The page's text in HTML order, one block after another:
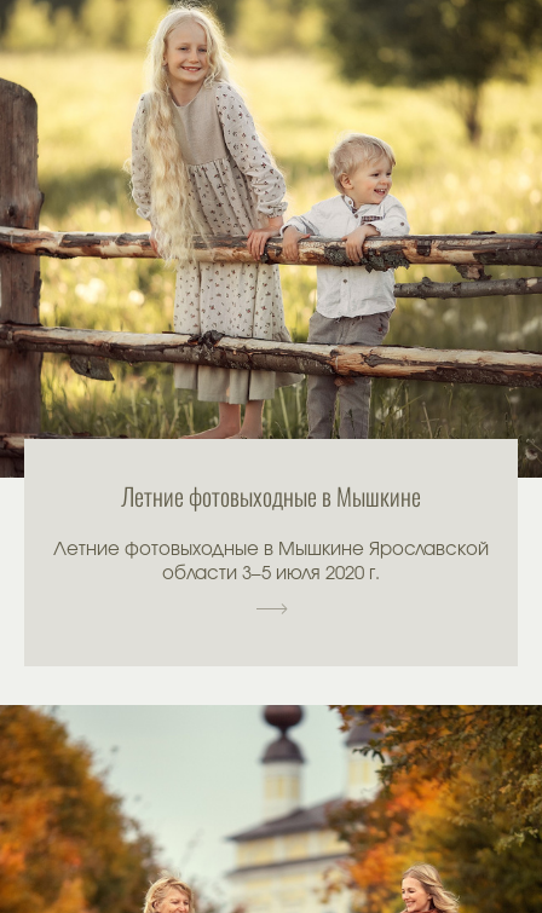
Летние фотовыходные в Мышкине
Летние фотовыходные в Мышкине Ярославской
области 3–5 июля 2020 г.